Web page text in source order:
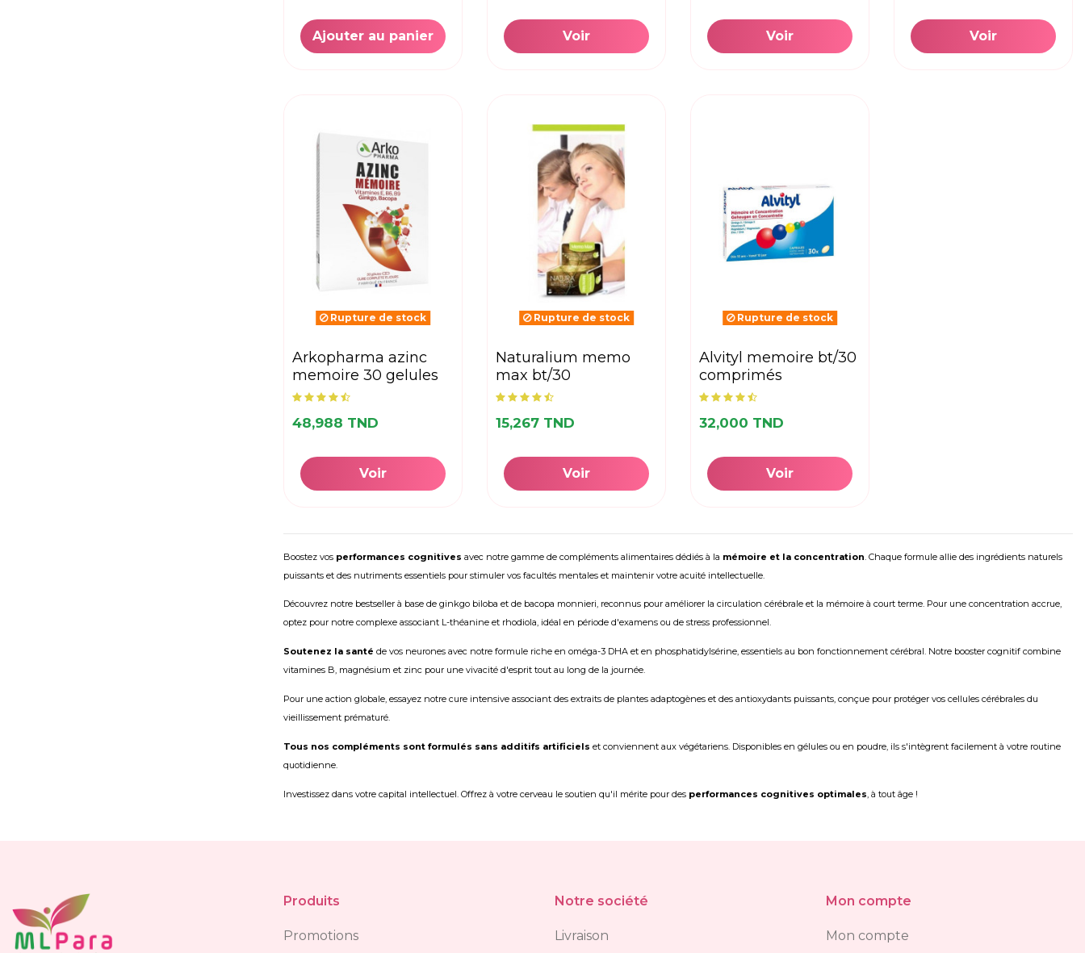
Ajouter au panier Voir Voir Voir
Rupture de stock
arkopharma azinc
memoire 30 gelules
48,988 TND
Voir
Rupture de stock
naturalium memo
max bt/30
15,267 TND
Voir
Rupture de stock
alvityl memoire bt/30
comprimés
32,000 TND
Voir
Boostez vos performances cognitives avec notre gamme de compléments alimentaires dédiés à la mémoire et la concentration . Chaque formule allie des ingrédients naturels
puissants et des nutriments essentiels pour stimuler vos facultés mentales et maintenir votre acuité intellectuelle.
Découvrez notre bestseller à base de ginkgo biloba et de bacopa monnieri, reconnus pour améliorer la circulation cérébrale et la mémoire à court terme. Pour une concentration accrue,
optez pour notre complexe associant L-théanine et rhodiola, idéal en période d'examens ou de stress professionnel.
Soutenez la santé de vos neurones avec notre formule riche en oméga-3 DHA et en phosphatidylsérine, essentiels au bon fonctionnement cérébral. Notre booster cognitif combine
vitamines B, magnésium et zinc pour une vivacité d'esprit tout au long de la journée.
Pour une action globale, essayez notre cure intensive associant des extraits de plantes adaptogènes et des antioxydants puissants, conçue pour protéger vos cellules cérébrales du
vieillissement prématuré.
Tous nos compléments sont formulés sans additifs artificiels et conviennent aux végétariens. Disponibles en gélules ou en poudre, ils s'intègrent facilement à votre routine
quotidienne.
Investissez dans votre capital intellectuel. Offrez à votre cerveau le soutien qu'il mérite pour des performances cognitives optimales , à tout âge !
Produits
Promotions
Notre société
Livraison
Mon compte
Mon compte